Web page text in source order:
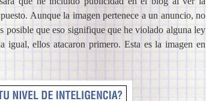
Aunque la imagen pertenece a un anuncio, no
posible que eso signifique que he violado alguna ley
ellos atacaron primero. Esta es la imagen en